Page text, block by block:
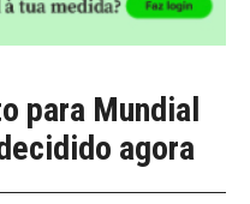
para Mundial
agora